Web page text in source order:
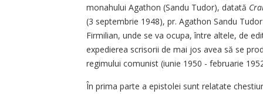
monahului Agathon (Sandu Tudor), datată
(3 septembrie 1948), pr. Agathon Sandu
Firmilian, unde se va ocupa, între altele, de
expedierea scrisorii de mai jos avea să se
regimului comunist (iunie 1950 - februarie
În prima parte a epistolei sunt relatate